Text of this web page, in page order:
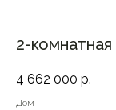
2-
4 662 000 р.
Дом